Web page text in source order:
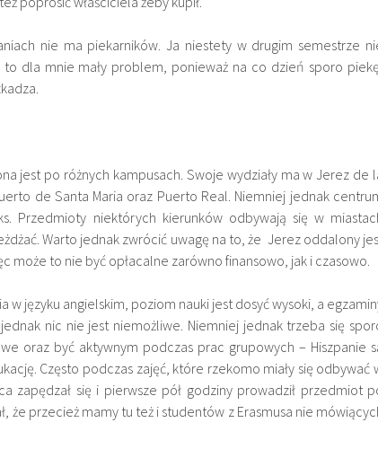
nie ma piekarników. Ja niestety w drugim semestrze
to dla mnie mały problem, ponieważ na co dzień sporo piekę,
jest po różnych kampusach. Swoje wydziały ma w Jerez de
de Santa Maria oraz Puerto Real. Niemniej jednak
Przedmioty niektórych kierunków odbywają się w
Warto jednak zwrócić uwagę na to, że Jerez oddalony
może to nie być opłacalne zarówno finansowo, jak i czasowo.
w języku angielskim, poziom nauki jest dosyć wysoki, a
nic nie jest niemożliwe. Niemniej jednak trzeba się
oraz być aktywnym podczas prac grupowych – Hiszpanie
Często podczas zajęć, które rzekomo miały się odbywać
zapędzał się i pierwsze pół godziny prowadził przedmiot
że przecież mamy tu też i studentów z Erasmusa nie